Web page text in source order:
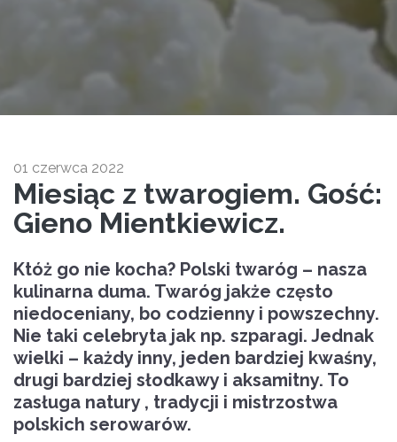
01 czerwca 2022
Miesiąc z twarogiem. Gość:
Gieno Mientkiewicz.
Któż go nie kocha? Polski twaróg – nasza
kulinarna duma. Twaróg jakże często
niedoceniany, bo codzienny i powszechny.
Nie taki celebryta jak np. szparagi. Jednak
wielki – każdy inny, jeden bardziej kwaśny,
drugi bardziej słodkawy i aksamitny. To
zasługa natury , tradycji i mistrzostwa
polskich serowarów.